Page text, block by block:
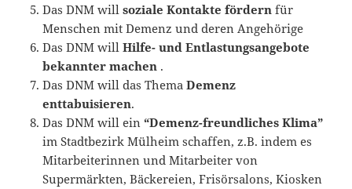
Das DNM willsoziale Kontakte fördern für
Menschen mit Demenz und deren Angehörige
Das DNM willHilfe- und Entlastungsangebote
bekannter machen .
Das DNM will das ThemaDemenz
enttabuisieren.
Das DNM will ein“Demenz-freundliches Klima”
im Stadtbezirk Mülheim schaffen, z.B. indem es
Mitarbeiterinnen und Mitarbeiter von
Supermärkten, Bäckereien, Frisörsalons, Kiosken